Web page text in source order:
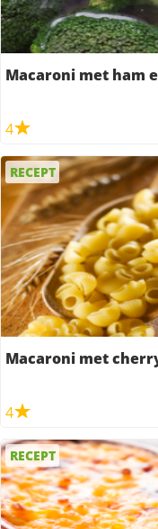
Macaroni met ham
4
RECEPT
Macaroni met
4
RECEPT